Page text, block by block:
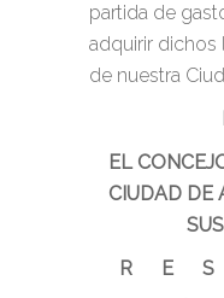
partida de
adquirir dichos
de nuestra
EL
CIUDAD DE
R E